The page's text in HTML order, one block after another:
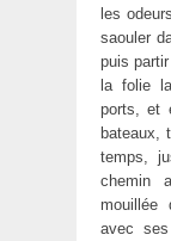
les
saouler
puis
la folie
ports, et
bateaux,
temps,
chemin
mouillée
avec